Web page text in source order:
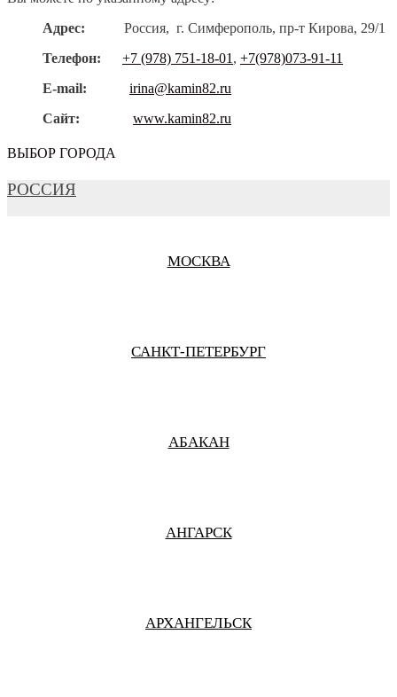
Адрес:
Россия, г. Симферополь, пр-т Кирова, 29/1
Телефон:
+7 (978) 751-18-01 , +7(978)073-91-11
E-mail:
irina@kamin82.ru
Сайт:
www.kamin82.ru
ВЫБОР ГОРОДА
РОССИЯ
МОСКВА
САНКТ-ПЕТЕРБУРГ
АБАКАН
АНГАРСК
АРХАНГЕЛЬСК